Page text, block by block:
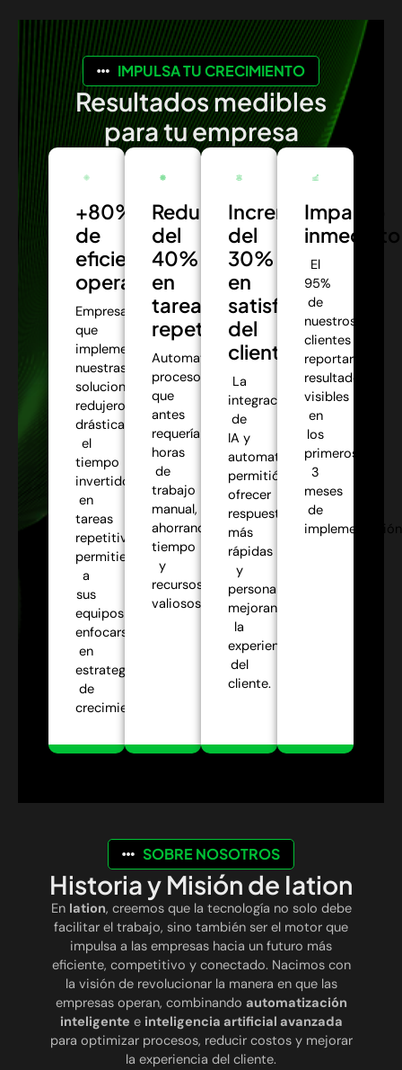
IMPULSA TU CRECIMIENTO
Resultados medibles
para tu empresa
+80%
de
eficiencia
operativa:
Empresas
que
implementaron
nuestras
soluciones
redujeron
drásticamente
el
tiempo
invertido
en
tareas
repetitivas,
permitiendo
a
sus
equipos
enfocarse
en
estrategias
de
crecimiento.
Reducción
del
40%
en
tareas
repetitivas:
Automatizamos
procesos
que
antes
requerían
horas
de
trabajo
manual,
ahorrando
tiempo
y
recursos
valiosos.
Incremento
del
30%
en
satisfacción
del
cliente:
La
integración
de
IA y
automatización
permitió
ofrecer
respuestas
más
rápidas
y
personalizadas,
mejorando
la
experiencia
del
cliente.
Impacto
El
95%
de
nuestros
clientes
reportaron
resultados
visibles
en
los
primeros
3
meses
de
SOBRE NOSOTROS
Historia y Misión de Iation
En Iation, creemos que la tecnología no solo debe
facilitar el trabajo, sino también ser el motor que
impulsa a las empresas hacia un futuro más
eficiente, competitivo y conectado. Nacimos con
la visión de revolucionar la manera en que las
empresas operan, combinando automatización
inteligente e inteligencia artificial avanzada
para optimizar procesos, reducir costos y mejorar
la experiencia del cliente.